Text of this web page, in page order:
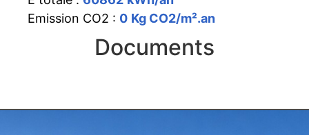
Emission CO2 : 0 Kg CO2/m².an
Documents